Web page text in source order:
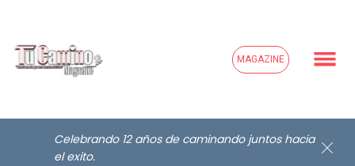
MAGAZINE
Celebrando 12 años de caminando juntos hacia
el exito.